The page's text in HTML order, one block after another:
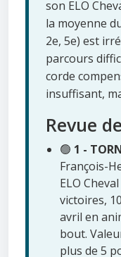
son ELO
la moyenne
2e, 5e) est
parcours
corde
insuffisant,
Revue
🟢 1 -
François-
ELO
victoires,
avril en
bout.
plus de 5